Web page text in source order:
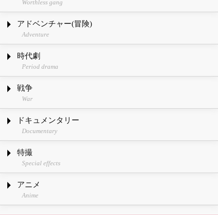
Worthless gang
アドベンチャー(冒険)
Adventure
時代劇
Period drama
戦争
War
ドキュメンタリー
Documentary
特撮
Special effects
アニメ
Anime